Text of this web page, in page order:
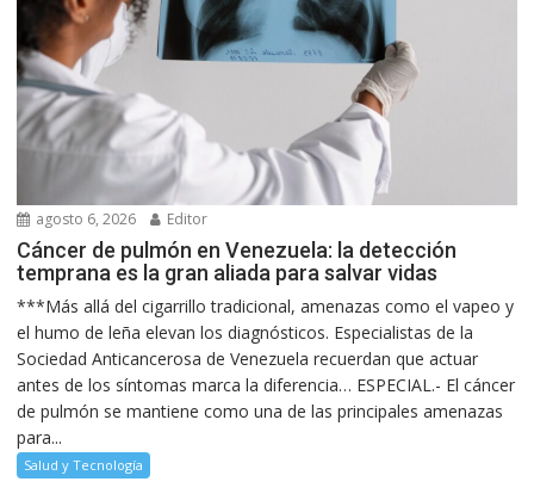
agosto 6, 2026 Editor
Cáncer de pulmón en Venezuela: la detección
temprana es la gran aliada para salvar vidas
***Más allá del cigarrillo tradicional, amenazas como el vapeo y
el humo de leña elevan los diagnósticos. Especialistas de la
Sociedad Anticancerosa de Venezuela recuerdan que actuar
antes de los síntomas marca la diferencia… ESPECIAL.- El cáncer
de pulmón se mantiene como una de las principales amenazas
para...
Salud y Tecnología